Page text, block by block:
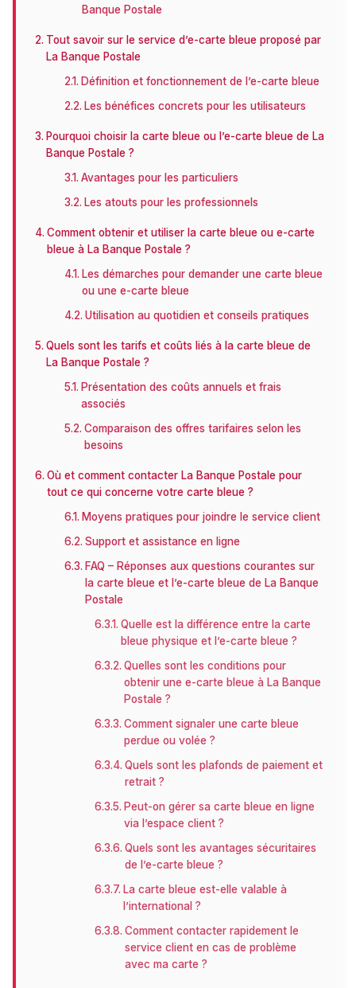
Banque Postale
Tout savoir sur le service d’e-carte bleue proposé par
La Banque Postale
Définition et fonctionnement de l’e-carte bleue
Les bénéfices concrets pour les utilisateurs
Pourquoi choisir la carte bleue ou l’e-carte bleue de La
Banque Postale ?
Avantages pour les particuliers
Les atouts pour les professionnels
Comment obtenir et utiliser la carte bleue ou e-carte
bleue à La Banque Postale ?
Les démarches pour demander une carte bleue
ou une e-carte bleue
Utilisation au quotidien et conseils pratiques
Quels sont les tarifs et coûts liés à la carte bleue de
La Banque Postale ?
Présentation des coûts annuels et frais
associés
Comparaison des offres tarifaires selon les
besoins
Où et comment contacter La Banque Postale pour
tout ce qui concerne votre carte bleue ?
Moyens pratiques pour joindre le service client
Support et assistance en ligne
FAQ – Réponses aux questions courantes sur
la carte bleue et l’e-carte bleue de La Banque
Postale
Quelle est la différence entre la carte
bleue physique et l’e-carte bleue ?
Quelles sont les conditions pour
obtenir une e-carte bleue à La Banque
Postale ?
Comment signaler une carte bleue
perdue ou volée ?
Quels sont les plafonds de paiement et
retrait ?
Peut-on gérer sa carte bleue en ligne
via l’espace client ?
Quels sont les avantages sécuritaires
de l’e-carte bleue ?
La carte bleue est-elle valable à
l’international ?
Comment contacter rapidement le
service client en cas de problème
avec ma carte ?